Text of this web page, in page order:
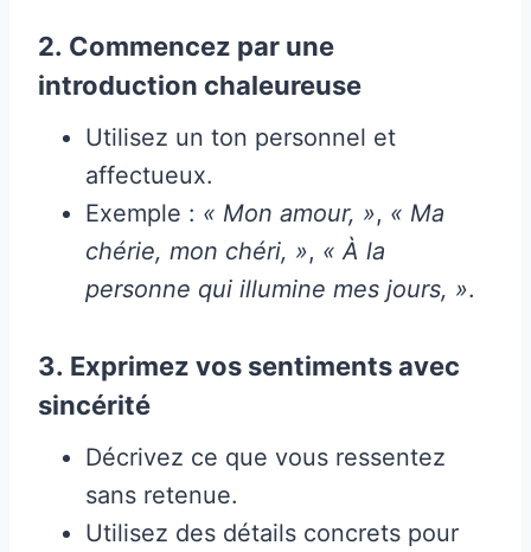
2. Commencez par une
introduction chaleureuse
Utilisez un ton personnel et
affectueux.
Exemple : « Mon amour, », « Ma
chérie, mon chéri, », « À la
personne qui illumine mes jours, ».
3. Exprimez vos sentiments avec
sincérité
Décrivez ce que vous ressentez
sans retenue.
Utilisez des détails concrets pour